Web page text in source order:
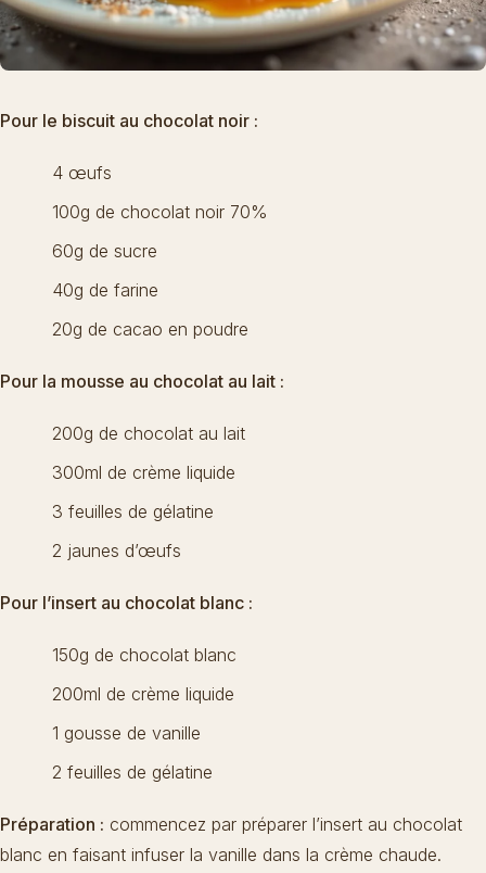
Pour le biscuit au chocolat noir :
4 œufs
100g de chocolat noir 70%
60g de sucre
40g de farine
20g de cacao en poudre
Pour la mousse au chocolat au lait :
200g de chocolat au lait
300ml de crème liquide
3 feuilles de gélatine
2 jaunes d’œufs
Pour l’insert au chocolat blanc :
150g de chocolat blanc
200ml de crème liquide
1 gousse de vanille
2 feuilles de gélatine
Préparation : commencez par préparer l’insert au chocolat
blanc en faisant infuser la vanille dans la crème chaude.